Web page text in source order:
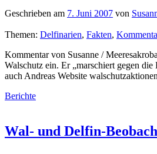
Geschrieben am 7. Juni 2007 von
Themen: Delfinarien, Fakten,
Kommentar von Susanne /
Walschutz ein. Er „marschiert gegen
auch Andreas Website
Berichte
Wal- und Delfin-